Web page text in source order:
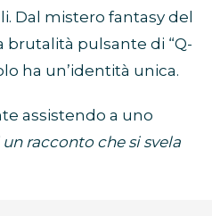
Dal mistero fantasy del
brutalità pulsante di “Q-
ha un’identità unica.
assistendo a uno
racconto che si svela